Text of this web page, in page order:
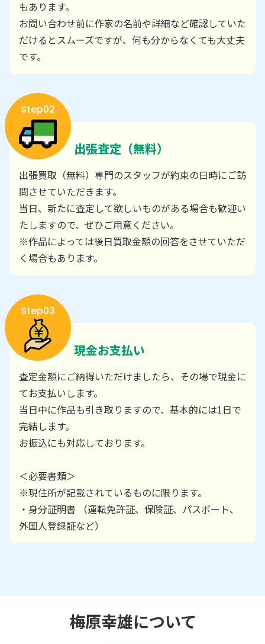
もあります。
お問い合わせ前に作家の名前や詳細など確認していた
だけるとスムーズですが、何も分からなくても大丈夫
です。
Step02
出張査定（無料）
出張買取（無料）専門のスタッフが約束の日時にご訪
問させていただきます。
当日、新たに査定して欲しいものがある場合も歓迎い
たしますので、ぜひご用意ください。
※作品によっては後日買取金額の回答をさせていただ
く場合もあります。
Step03
現金お支払い
査定金額にご納得いただけましたら、その場で現金に
てお支払いします。
当日中に作品も引き取りますので、基本的には1日で
完結します。
お振込にも対応しております。
＜必要書類＞
※現住所が記載されているものに限ります。
・身分証明書 （運転免許証、保険証、パスポート、
外国人登録証など）
梅原幸雄について